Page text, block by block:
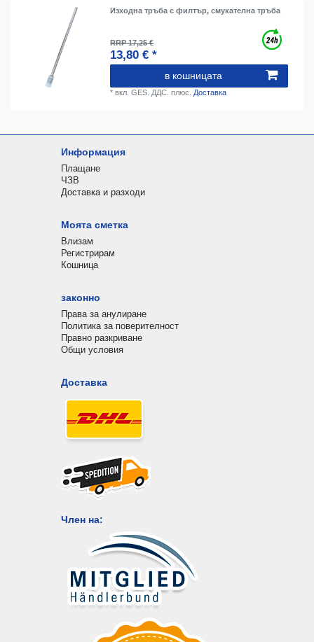
Изходна тръба с филтър, смукателна тръба
RRP 17,25 €
13,80 € *
в кошницата
*вкл. GES. ДДС. плюс. Доставка
Информация
Плащане
ЧЗВ
Доставка и разходи
Моята сметка
Влизам
Регистрирам
Кошница
законно
Права за анулиране
Политика за поверителност
Правно разкриване
Общи условия
Доставка
Член на: